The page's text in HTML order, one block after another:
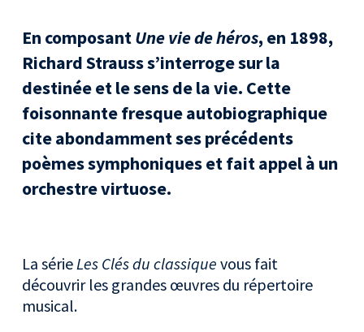
En composantUne vie de héros, en 1898,
Richard Strauss s’interroge sur la
destinée et le sens de la vie. Cette
foisonnante fresque autobiographique
cite abondamment ses précédents
poèmes symphoniques et fait appel à un
orchestre virtuose.
La sérieLes Clés du classique vous fait
découvrir les grandes œuvres du répertoire
musical.